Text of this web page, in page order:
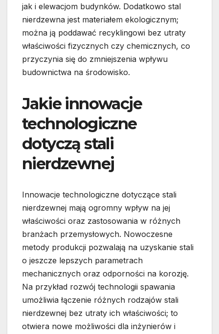
jak i elewacjom budynków. Dodatkowo stal
nierdzewna jest materiałem ekologicznym;
można ją poddawać recyklingowi bez utraty
właściwości fizycznych czy chemicznych, co
przyczynia się do zmniejszenia wpływu
budownictwa na środowisko.
Jakie innowacje
technologiczne
dotyczą stali
nierdzewnej
Innowacje technologiczne dotyczące stali
nierdzewnej mają ogromny wpływ na jej
właściwości oraz zastosowania w różnych
branżach przemysłowych. Nowoczesne
metody produkcji pozwalają na uzyskanie stali
o jeszcze lepszych parametrach
mechanicznych oraz odporności na korozję.
Na przykład rozwój technologii spawania
umożliwia łączenie różnych rodzajów stali
nierdzewnej bez utraty ich właściwości; to
otwiera nowe możliwości dla inżynierów i